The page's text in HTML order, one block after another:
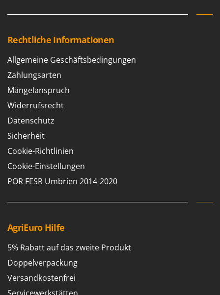
Seven Italy
Shindaiwa
Silky
Simatech
Sirman
Skil
Smartwood
Smeg
Snapper
Solidur
Spice Electronics
Stiga
Stocker
Sunseeker
Rechtliche Informationen
Allgemeine Geschäftsbedingungen
Zahlungsarten
Mängelanspruch
Widerrufsrecht
Datenschutz
Sicherheit
Cookie-Richtlinien
Cookie-Einstellungen
POR FESR Umbrien 2014-2020
AgriEuro Hilfe
5% Rabatt auf das zweite Produkt
Doppelverpackung
Versandkostenfrei